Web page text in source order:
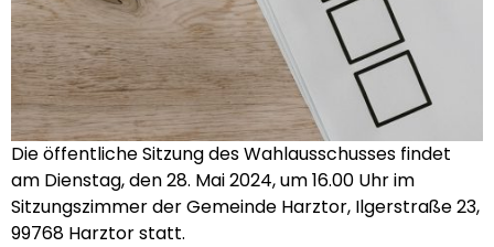
Die öffentliche Sitzung des Wahlausschusses findet
am Dienstag, den 28. Mai 2024, um 16.00 Uhr im
Sitzungszimmer der Gemeinde Harztor, Ilgerstraße 23,
99768 Harztor statt.